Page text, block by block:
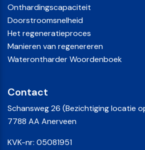
Onthardingscapaciteit
Doorstroomsnelheid
Het regeneratieproces
Manieren van regenereren
Waterontharder Woordenboek
Contact
Schansweg 26 (Bezichtiging locatie
7788 AA Anerveen
KVK-nr: 05081951